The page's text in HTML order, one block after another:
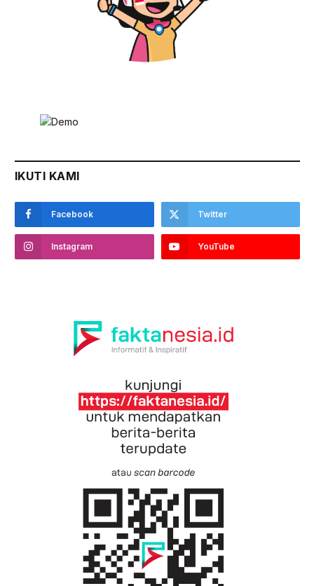
IKUTI KAMI
Facebook Twitter
Instagram YouTube